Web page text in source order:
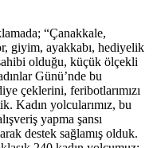
“Çanakkale,
giyim, ayakkabı, hediyelik
olduğu, küçük ölçekli
Günü’nde bu
çeklerini, feribotlarımızı
Kadın yolcularımız, bu
yapma şansı
destek sağlamış olduk.